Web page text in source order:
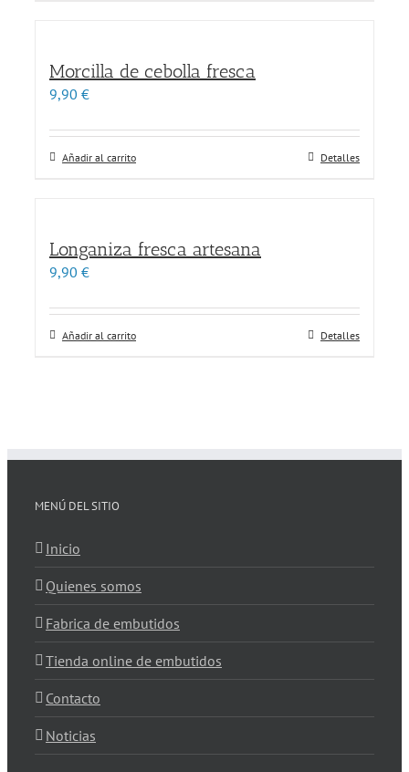
Morcilla de cebolla fresca
9,90 €
Añadir al carrito Detalles
Longaniza fresca artesana
9,90 €
Añadir al carrito Detalles
MENÚ DEL SITIO
Inicio
Quienes somos
Fabrica de embutidos
Tienda online de embutidos
Contacto
Noticias